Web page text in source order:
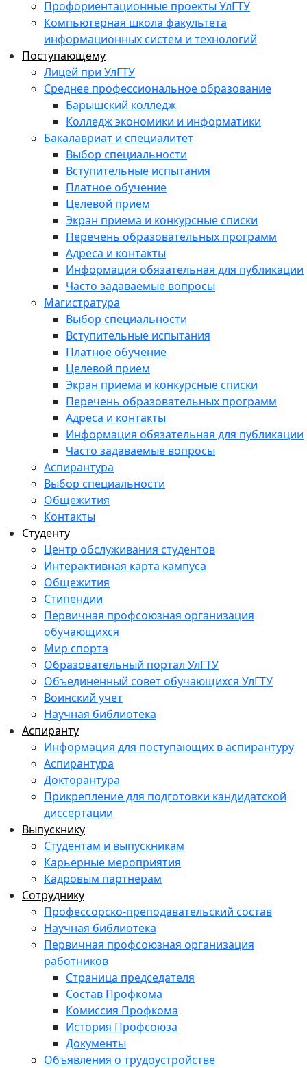
Профориентационные проекты УлГТУ
Компьютерная школа факультета
информационных систем и технологий
Поступающему
Лицей при УлГТУ
Среднее профессиональное образование
Барышский колледж
Колледж экономики и информатики
Бакалавриат и специалитет
Выбор специальности
Вступительные испытания
Платное обучение
Целевой прием
Экран приема и конкурсные списки
Перечень образовательных программ
Адреса и контакты
Информация обязательная для публикации
Часто задаваемые вопросы
Магистратура
Выбор специальности
Вступительные испытания
Платное обучение
Целевой прием
Экран приема и конкурсные списки
Перечень образовательных программ
Адреса и контакты
Информация обязательная для публикации
Часто задаваемые вопросы
Аспирантура
Выбор специальности
Общежития
Контакты
Студенту
Центр обслуживания студентов
Интерактивная карта кампуса
Общежития
Стипендии
Первичная профсоюзная организация
обучающихся
Мир спорта
Образовательный портал УлГТУ
Объединенный совет обучающихся УлГТУ
Воинский учет
Научная библиотека
Аспиранту
Информация для поступающих в аспирантуру
Аспирантура
Докторантура
Прикрепление для подготовки кандидатской
диссертации
Выпускнику
Студентам и выпускникам
Карьерные мероприятия
Кадровым партнерам
Сотруднику
Профессорско-преподавательский состав
Научная библиотека
Первичная профсоюзная организация
работников
Страница председателя
Состав Профкома
Комиссия Профкома
История Профсоюза
Документы
Объявления о трудоустройстве